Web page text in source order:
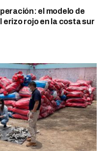
el modelo de
rojo en la costa sur